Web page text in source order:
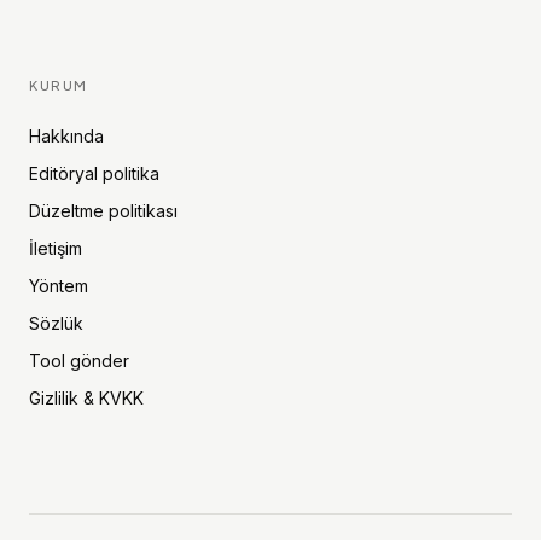
KURUM
Hakkında
Editöryal politika
Düzeltme politikası
İletişim
Yöntem
Sözlük
Tool gönder
Gizlilik & KVKK